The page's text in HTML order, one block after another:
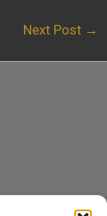
Next Post →